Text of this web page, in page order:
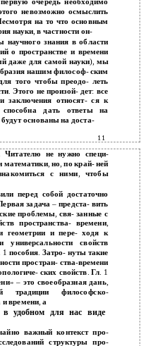
очередь необходимо
невозможно осмыслить
на то что основным
науки,в частности он-
научного знания в области
о пространстве и времени
даже для самой науки), мы
нашим философ-ским
для того чтобы преодо- леть
Этого не произой- дет: все
заключения относят-ся к
способна дать ответы на
основаны на доста-
11
Читателю не нужно специ-
математики, но,по край-ней
с ними,чтобы
перед собой достаточно
задача–предста- вить
проблемы, свя- занные с
пространства-времени,
геометрии и пере-ходя к
универсальности свойств
1 пособия. Затро- нуты такие
простран- ства-времени
- ских свойств.Гл. 1
» – это своеобразная дань,
традиции философско-
и времени,а
в удобном для нас виде
важный контекст про-
структуры про-